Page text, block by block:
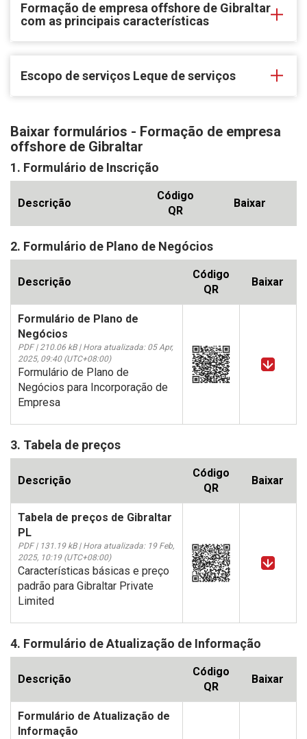
Formação de empresa offshore de Gibraltar
com as principais características
Escopo de serviços Leque de serviços
Baixar formulários - Formação de empresa
offshore de Gibraltar
1. Formulário de Inscrição
Descrição
Código
QR
Baixar
2. Formulário de Plano de Negócios
Descrição
Código
QR
Baixar
Formulário de Plano de
Negócios
PDF | 210.06 kB | Hora atualizada: 05 Apr,
2025, 09:40 (UTC+08:00)
Formulário de Plano de
Negócios para Incorporação de
Empresa
3. Tabela de preços
Descrição
Código
QR
Baixar
Tabela de preços de Gibraltar
PL
PDF | 131.19 kB | Hora atualizada: 19 Feb,
2025, 10:19 (UTC+08:00)
Características básicas e preço
padrão para Gibraltar Private
Limited
4. Formulário de Atualização de Informação
Descrição
Código
QR
Baixar
Formulário de Atualização de
Informação